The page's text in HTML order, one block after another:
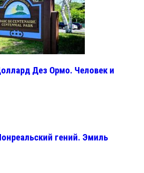
Дез Ормо. Человек и
гений. Эмиль